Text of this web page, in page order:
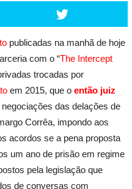
publicadas na manhã de hoje
com o “The Intercept
trocadas por
em 2015, que oentão juiz
das delações de
Corrêa, impondo aos
acordos se a pena proposta
um ano de prisão em regime
pela legislação que
de conversas com